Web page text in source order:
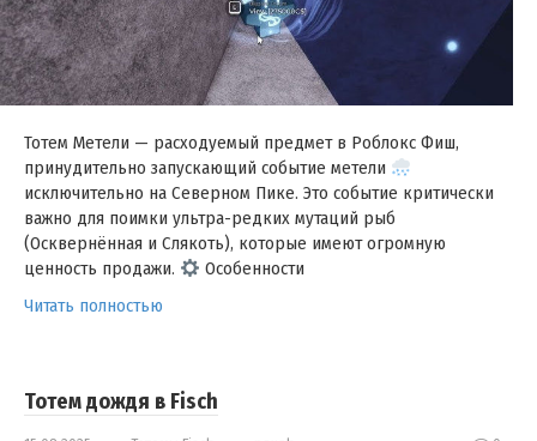
Тотем Метели — расходуемый предмет в Роблокс Фиш,
принудительно запускающий событие метели
исключительно на Северном Пике. Это событие критически
важно для поимки ультра-редких мутаций рыб
(Осквернённая и Слякоть), которые имеют огромную
ценность продажи.
Особенности
Читать полностью
Тотем дождя в Fisch